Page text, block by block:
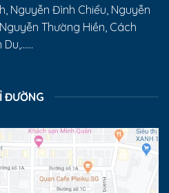
Nguyễn Đình Chiểu, Nguyễn
Thường Hiền, Cách
ĐƯỜNG